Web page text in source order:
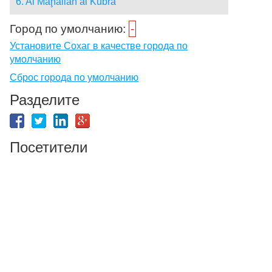
Город по умолчанию: -
Установите Сохаг в качестве города по
умолчанию
Сброс города по умолчанию
Разделите
Посетители